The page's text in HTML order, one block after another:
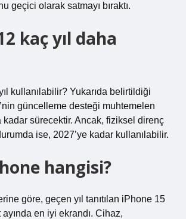
geçici olarak satmayı bıraktı.
kaç yıl daha
kullanılabilir? Yukarıda belirtildiği
güncelleme desteği muhtemelen
kadar sürecektir. Ancak, fiziksel direnç
ise, 2027’ye kadar kullanılabilir.
hangisi?
göre, geçen yıl tanıtılan iPhone 15
en iyi ekrandı. Cihaz,